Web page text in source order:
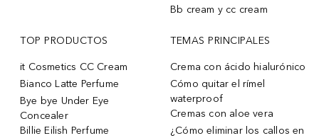
Bb cream y cc cream
TOP PRODUCTOS
it Cosmetics CC Cream
Bianco Latte Perfume
Bye bye Under Eye
Concealer
Billie Eilish Perfume
TEMAS PRINCIPALES
Crema con ácido hialurónico
Cómo quitar el rímel
waterproof
Cremas con aloe vera
¿Cómo eliminar los callos en